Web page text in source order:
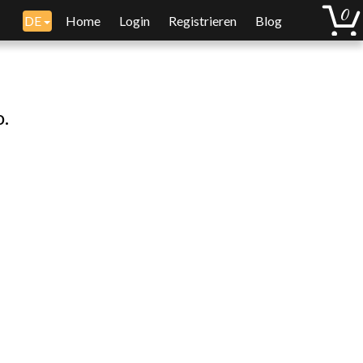
DE Home Login Registrieren Blog